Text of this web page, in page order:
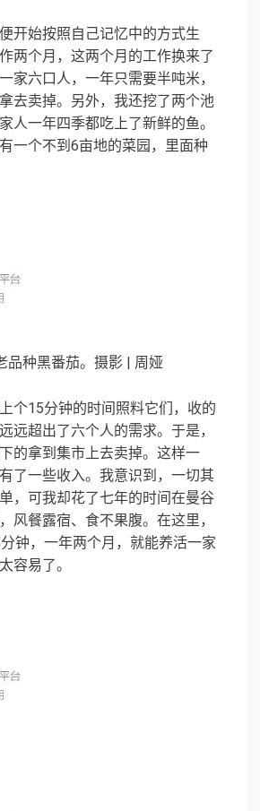
开始按照自己记忆中的方式生
两个月，这两个月的工作换来了
家六口人，一年只需要半吨米，
去卖掉。另外，我还挖了两个池
人一年四季都吃上了新鲜的鱼。
一个不到6亩地的菜园，里面种
品种黑番茄。摄影 | 周娅
个15分钟的时间照料它们，收的
远超出了六个人的需求。于是，
的拿到集市上去卖掉。这样一
了一些收入。我意识到，一切其
，可我却花了七年的时间在曼谷
风餐露宿、食不果腹。在这里，
钟，一年两个月，就能养活一家
容易了。